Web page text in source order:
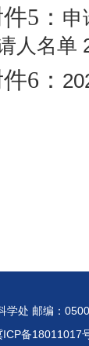
5： 申
人名单
6：
学处 邮编：
ICP备18011017